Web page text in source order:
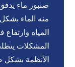
صنبور ماء
منه الماء
المياه
المشكلات
الأنظمة بشكل